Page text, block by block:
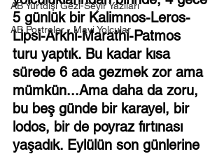
AB Yurtdışı Gezi-Seyir Yazıları
AB Portreler - Mavi Yolcular
5 günlük bir Kalimnos-Leros-
Lipsi-Arkhi-Marathi-Patmos
turu yaptık. Bu kadar kısa
sürede 6 ada gezmek zor ama
mümkün...Ama daha da zoru,
bu beş günde bir karayel, bir
lodos, bir de poyraz fırtınası
yaşadık. Eylülün son günlerine